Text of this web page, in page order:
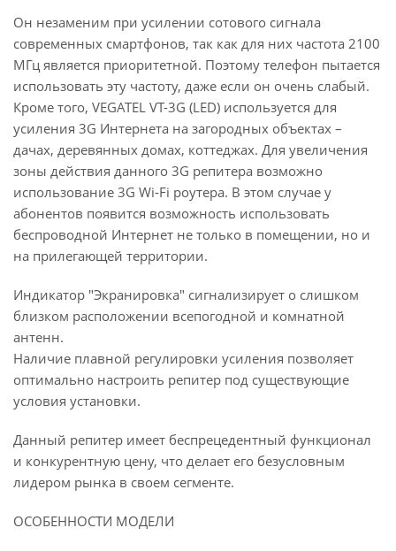
Он незаменим при усилении сотового сигнала
современных смартфонов, так как для них частота 2100
МГц является приоритетной. Поэтому телефон пытается
использовать эту частоту, даже если он очень слабый.
Кроме того, VEGATEL VT-3G (LED) используется для
усиления 3G Интернета на загородных объектах –
дачах, деревянных домах, коттеджах. Для увеличения
зоны действия данного 3G репитера возможно
использование 3G Wi-Fi роутера. В этом случае у
абонентов появится возможность использовать
беспроводной Интернет не только в помещении, но и
на прилегающей территории.
Индикатор "Экранировка" сигнализирует о слишком
близком расположении всепогодной и комнатной
антенн.
Наличие плавной регулировки усиления позволяет
оптимально настроить репитер под существующие
условия установки.
Данный репитер имеет беспрецедентный функционал
и конкурентную цену, что делает его безусловным
лидером рынка в своем сегменте.
ОСОБЕННОСТИ МОДЕЛИ